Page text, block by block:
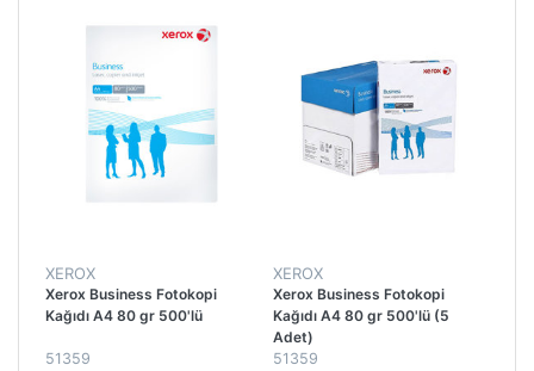
XEROX
Xerox Business Fotokopi
Kağıdı A4 80 gr 500'lü
51359
XEROX
Xerox Business Fotokopi
Kağıdı A4 80 gr 500'lü (5
Adet)
51359